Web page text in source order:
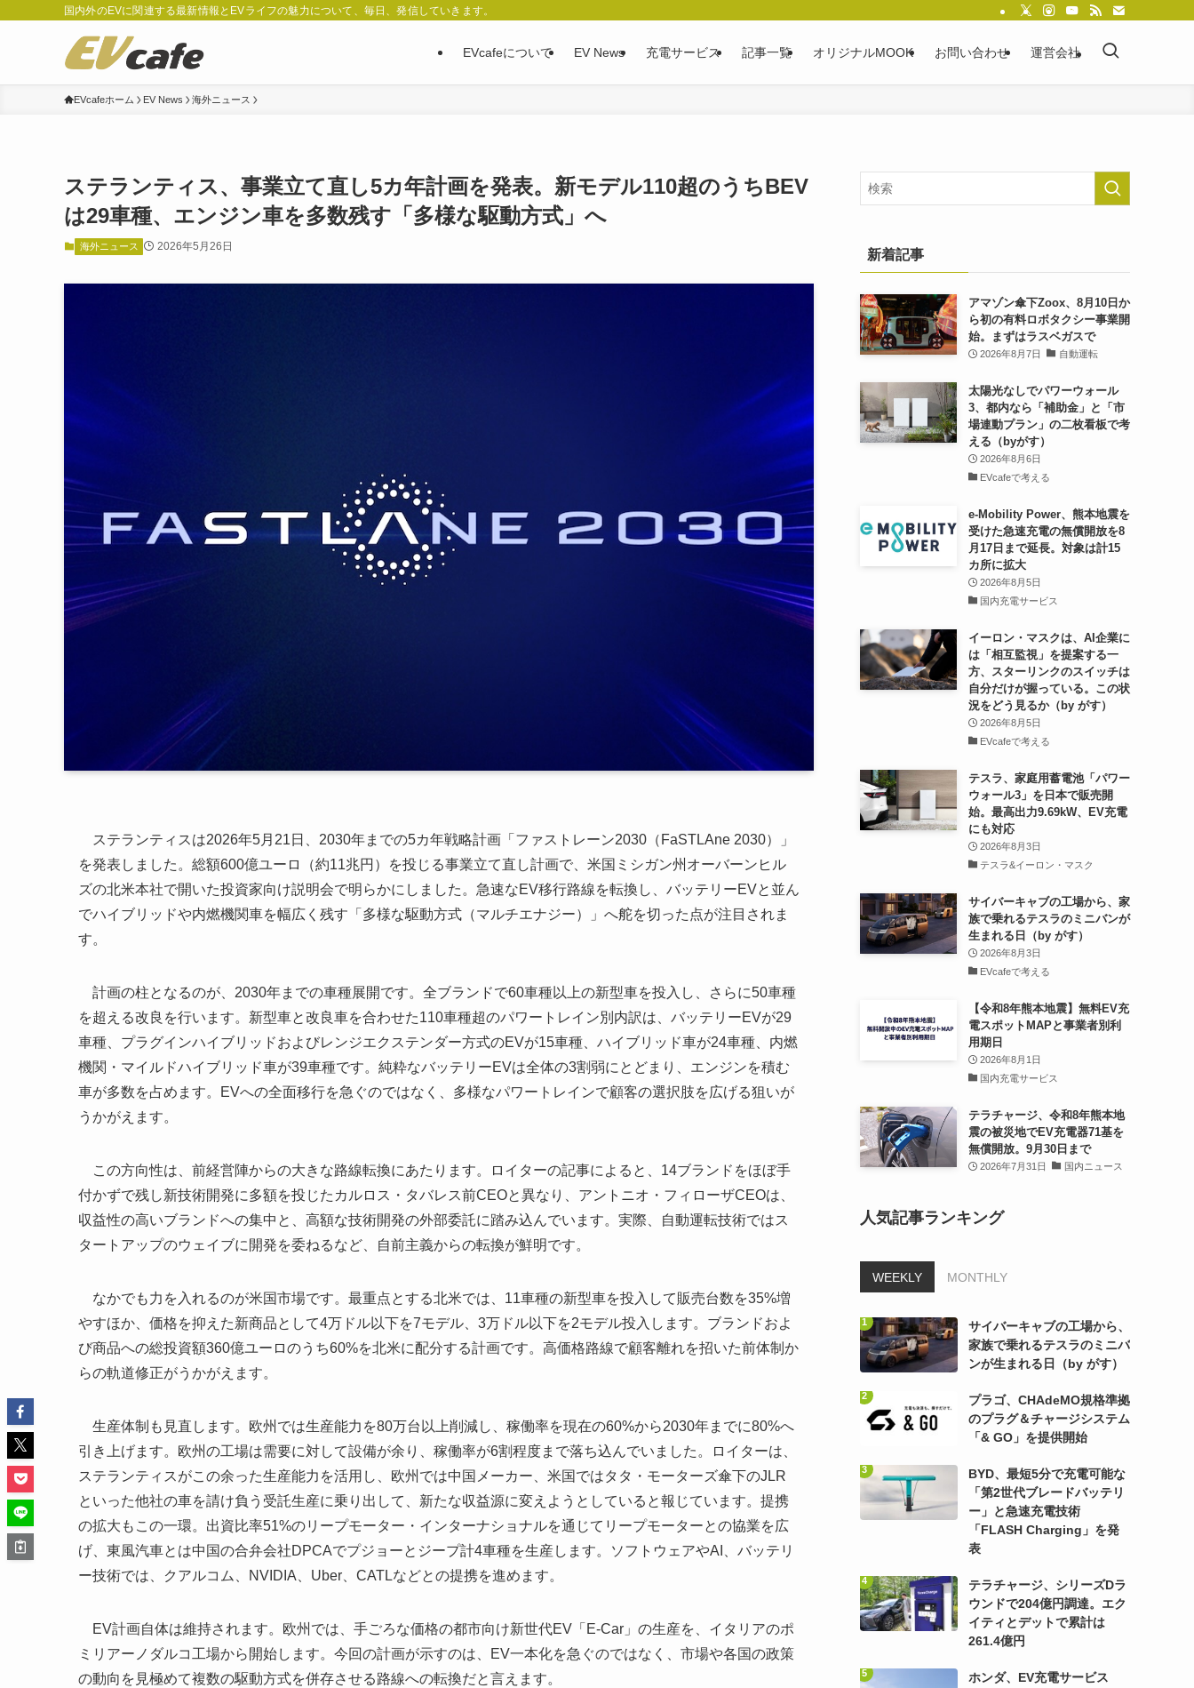
国内外のEVに関連する最新情報とEVライフの魅力について、毎日、発信していきます。
EVcafeについて EV News 充電サービス 記事一覧 オリジナルMOOK お問い合わせ 運営会社
EVcafeホーム EV News 海外ニュース
ステランティス、事業立て直し5カ年計画を発表。新モデル110超のうちBEV
は29車種、エンジン車を多数残す「多様な駆動方式」へ
海外ニュース 2026年5月26日
ステランティスは2026年5月21日、2030年までの5カ年戦略計画「ファストレーン2030（FaSTLAne 2030）」
を発表しました。総額600億ユーロ（約11兆円）を投じる事業立て直し計画で、米国ミシガン州オーバーンヒル
ズの北米本社で開いた投資家向け説明会で明らかにしました。急速なEV移行路線を転換し、バッテリーEVと並ん
でハイブリッドや内燃機関車を幅広く残す「多様な駆動方式（マルチエナジー）」へ舵を切った点が注目されま
す。
計画の柱となるのが、2030年までの車種展開です。全ブランドで60車種以上の新型車を投入し、さらに50車種
を超える改良を行います。新型車と改良車を合わせた110車種超のパワートレイン別内訳は、バッテリーEVが29
車種、プラグインハイブリッドおよびレンジエクステンダー方式のEVが15車種、ハイブリッド車が24車種、内燃
機関・マイルドハイブリッド車が39車種です。純粋なバッテリーEVは全体の3割弱にとどまり、エンジンを積む
車が多数を占めます。EVへの全面移行を急ぐのではなく、多様なパワートレインで顧客の選択肢を広げる狙いが
うかがえます。
この方向性は、前経営陣からの大きな路線転換にあたります。ロイターの記事によると、14ブランドをほぼ手
付かずで残し新技術開発に多額を投じたカルロス・タバレス前CEOと異なり、アントニオ・フィローザCEOは、
収益性の高いブランドへの集中と、高額な技術開発の外部委託に踏み込んでいます。実際、自動運転技術ではス
タートアップのウェイブに開発を委ねるなど、自前主義からの転換が鮮明です。
なかでも力を入れるのが米国市場です。最重点とする北米では、11車種の新型車を投入して販売台数を35%増
やすほか、価格を抑えた新商品として4万ドル以下を7モデル、3万ドル以下を2モデル投入します。ブランドおよ
び商品への総投資額360億ユーロのうち60%を北米に配分する計画です。高価格路線で顧客離れを招いた前体制か
らの軌道修正がうかがえます。
生産体制も見直します。欧州では生産能力を80万台以上削減し、稼働率を現在の60%から2030年までに80%へ
引き上げます。欧州の工場は需要に対して設備が余り、稼働率が6割程度まで落ち込んでいました。ロイターは、
ステランティスがこの余った生産能力を活用し、欧州では中国メーカー、米国ではタタ・モーターズ傘下のJLR
といった他社の車を請け負う受託生産に乗り出して、新たな収益源に変えようとしていると報じています。提携
の拡大もこの一環。出資比率51%のリープモーター・インターナショナルを通じてリープモーターとの協業を広
げ、東風汽車とは中国の合弁会社DPCAでプジョーとジープ計4車種を生産します。ソフトウェアやAI、バッテリ
ー技術では、クアルコム、NVIDIA、Uber、CATLなどとの提携を進めます。
EV計画自体は維持されます。欧州では、手ごろな価格の都市向け新世代EV「E-Car」の生産を、イタリアのポ
ミリアーノダルコ工場から開始します。今回の計画が示すのは、EV一本化を急ぐのではなく、市場や各国の政策
の動向を見極めて複数の駆動方式を併存させる路線への転換だと言えます。
新着記事
アマゾン傘下Zoox、8月10日か
ら初の有料ロボタクシー事業開
始。まずはラスベガスで
2026年8月7日 自動運転
太陽光なしでパワーウォール
3、都内なら「補助金」と「市
場連動プラン」の二枚看板で考
える（byがす）
2026年8月6日
EVcafeで考える
e-Mobility Power、熊本地震を
受けた急速充電の無償開放を8
月17日まで延長。対象は計15
カ所に拡大
2026年8月5日
国内充電サービス
イーロン・マスクは、AI企業に
は「相互監視」を提案する一
方、スターリンクのスイッチは
自分だけが握っている。この状
況をどう見るか（by がす）
2026年8月5日
EVcafeで考える
テスラ、家庭用蓄電池「パワー
ウォール3」を日本で販売開
始。最高出力9.69kW、EV充電
にも対応
2026年8月3日
テスラ&イーロン・マスク
サイバーキャブの工場から、家
族で乗れるテスラのミニバンが
生まれる日（by がす）
2026年8月3日
EVcafeで考える
【令和8年熊本地震】無料EV充
電スポットMAPと事業者別利
用期日
2026年8月1日
国内充電サービス
テラチャージ、令和8年熊本地
震の被災地でEV充電器71基を
無償開放。9月30日まで
2026年7月31日 国内ニュース
人気記事ランキング
WEEKLY MONTHLY
サイバーキャブの工場から、
家族で乗れるテスラのミニバ
ンが生まれる日（by がす）
プラゴ、CHAdeMO規格準拠
のプラグ＆チャージシステム
「& GO」を提供開始
BYD、最短5分で充電可能な
「第2世代ブレードバッテリ
ー」と急速充電技術
「FLASH Charging」を発
表
テラチャージ、シリーズDラ
ウンドで204億円調達。エク
イティとデットで累計は
261.4億円
ホンダ、EV充電サービス